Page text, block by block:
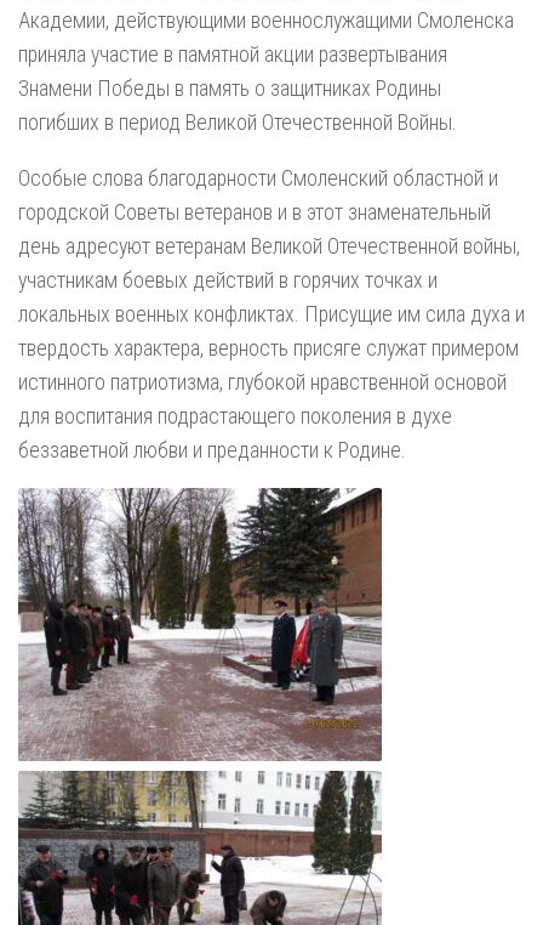
Академии, действующими военнослужащими Смоленска
приняла участие в памятной акции развертывания
Знамени Победы в память о защитниках Родины
погибших в период Великой Отечественной Войны.
Особые слова благодарности Смоленский областной и
городской Советы ветеранов и в этот знаменательный
день адресуют ветеранам Великой Отечественной войны,
участникам боевых действий в горячих точках и
локальных военных конфликтах. Присущие им сила духа и
твердость характера, верность присяге служат примером
истинного патриотизма, глубокой нравственной основой
для воспитания подрастающего поколения в духе
беззаветной любви и преданности к Родине.